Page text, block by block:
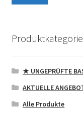
★ UNGEPRÜFTE
AKTUELLE
Alle Produkte